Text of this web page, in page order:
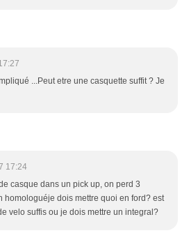
...Peut etre une casquette suffit ? Je
17:24
casque dans un pick up, on perd 3
homologuéje dois mettre quoi en ford? est
velo suffis ou je dois mettre un integral?